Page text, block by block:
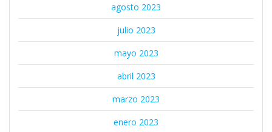
agosto 2023
julio 2023
mayo 2023
abril 2023
marzo 2023
enero 2023